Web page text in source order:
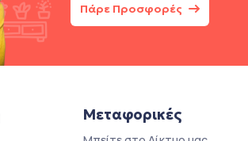
Πάρε Προσφορές
Μεταφορικές